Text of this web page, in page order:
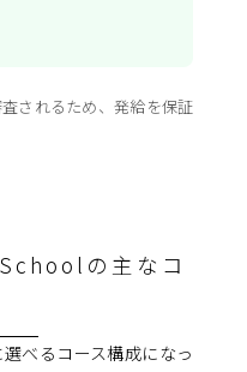
されるため、発給を保証
の主なコ
べるコース構成になっ